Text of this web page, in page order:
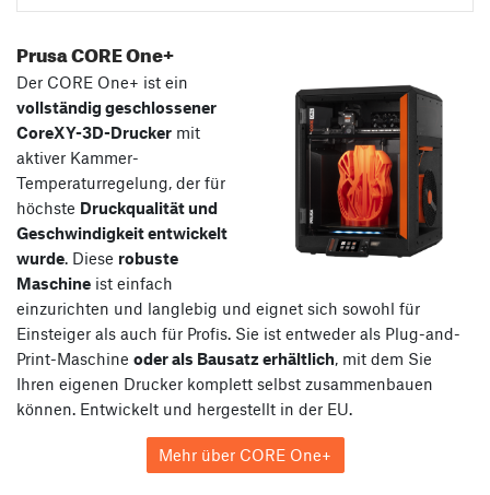
Prusa CORE One+
Der CORE One+ ist ein
vollständig geschlossener
CoreXY-3D-Drucker mit
aktiver Kammer-
Temperaturregelung, der für
höchste Druckqualität und
Geschwindigkeit entwickelt
wurde . Diese robuste
Maschine ist einfach
einzurichten und langlebig und eignet sich sowohl für
Einsteiger als auch für Profis. Sie ist entweder als Plug-and-
Print-Maschine oder als Bausatz erhältlich , mit dem Sie
Ihren eigenen Drucker komplett selbst zusammenbauen
können. Entwickelt und hergestellt in der EU.
Mehr über CORE One+